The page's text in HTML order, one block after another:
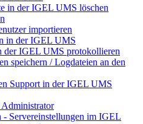
in der IGEL UMS löschen
importieren
in der IGEL UMS
der IGEL UMS protokollieren
speichern / Logdateien an den
Support in der IGEL UMS
- Servereinstellungen im IGEL